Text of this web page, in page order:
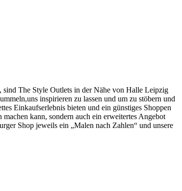
sind The Style Outlets in der Nähe von Halle Leipzig
inspirieren zu lassen und um zu stöbern und
Einkaufserlebnis bieten und ein günstiges Shoppen
kann, sondern auch ein erweitertes Angebot
Shop jeweils ein „Malen nach Zahlen“ und unsere